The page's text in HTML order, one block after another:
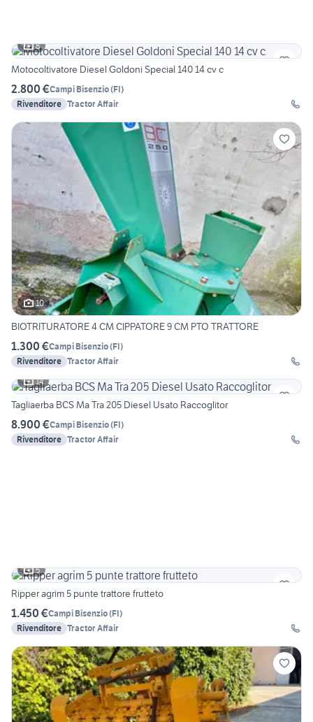
8
Motocoltivatore Diesel Goldoni Special 140 14 cv c
2.800 €Campi Bisenzio(FI)
Rivenditore Tractor Affair
10
BIOTRITURATORE 4 CM CIPPATORE 9 CM PTO TRATTORE
1.300 €Campi Bisenzio(FI)
Rivenditore Tractor Affair
14
Tagliaerba BCS Ma Tra 205 Diesel Usato Raccoglitor
8.900 €Campi Bisenzio(FI)
Rivenditore Tractor Affair
5
Ripper agrim 5 punte trattore frutteto
1.450 €Campi Bisenzio(FI)
Rivenditore Tractor Affair